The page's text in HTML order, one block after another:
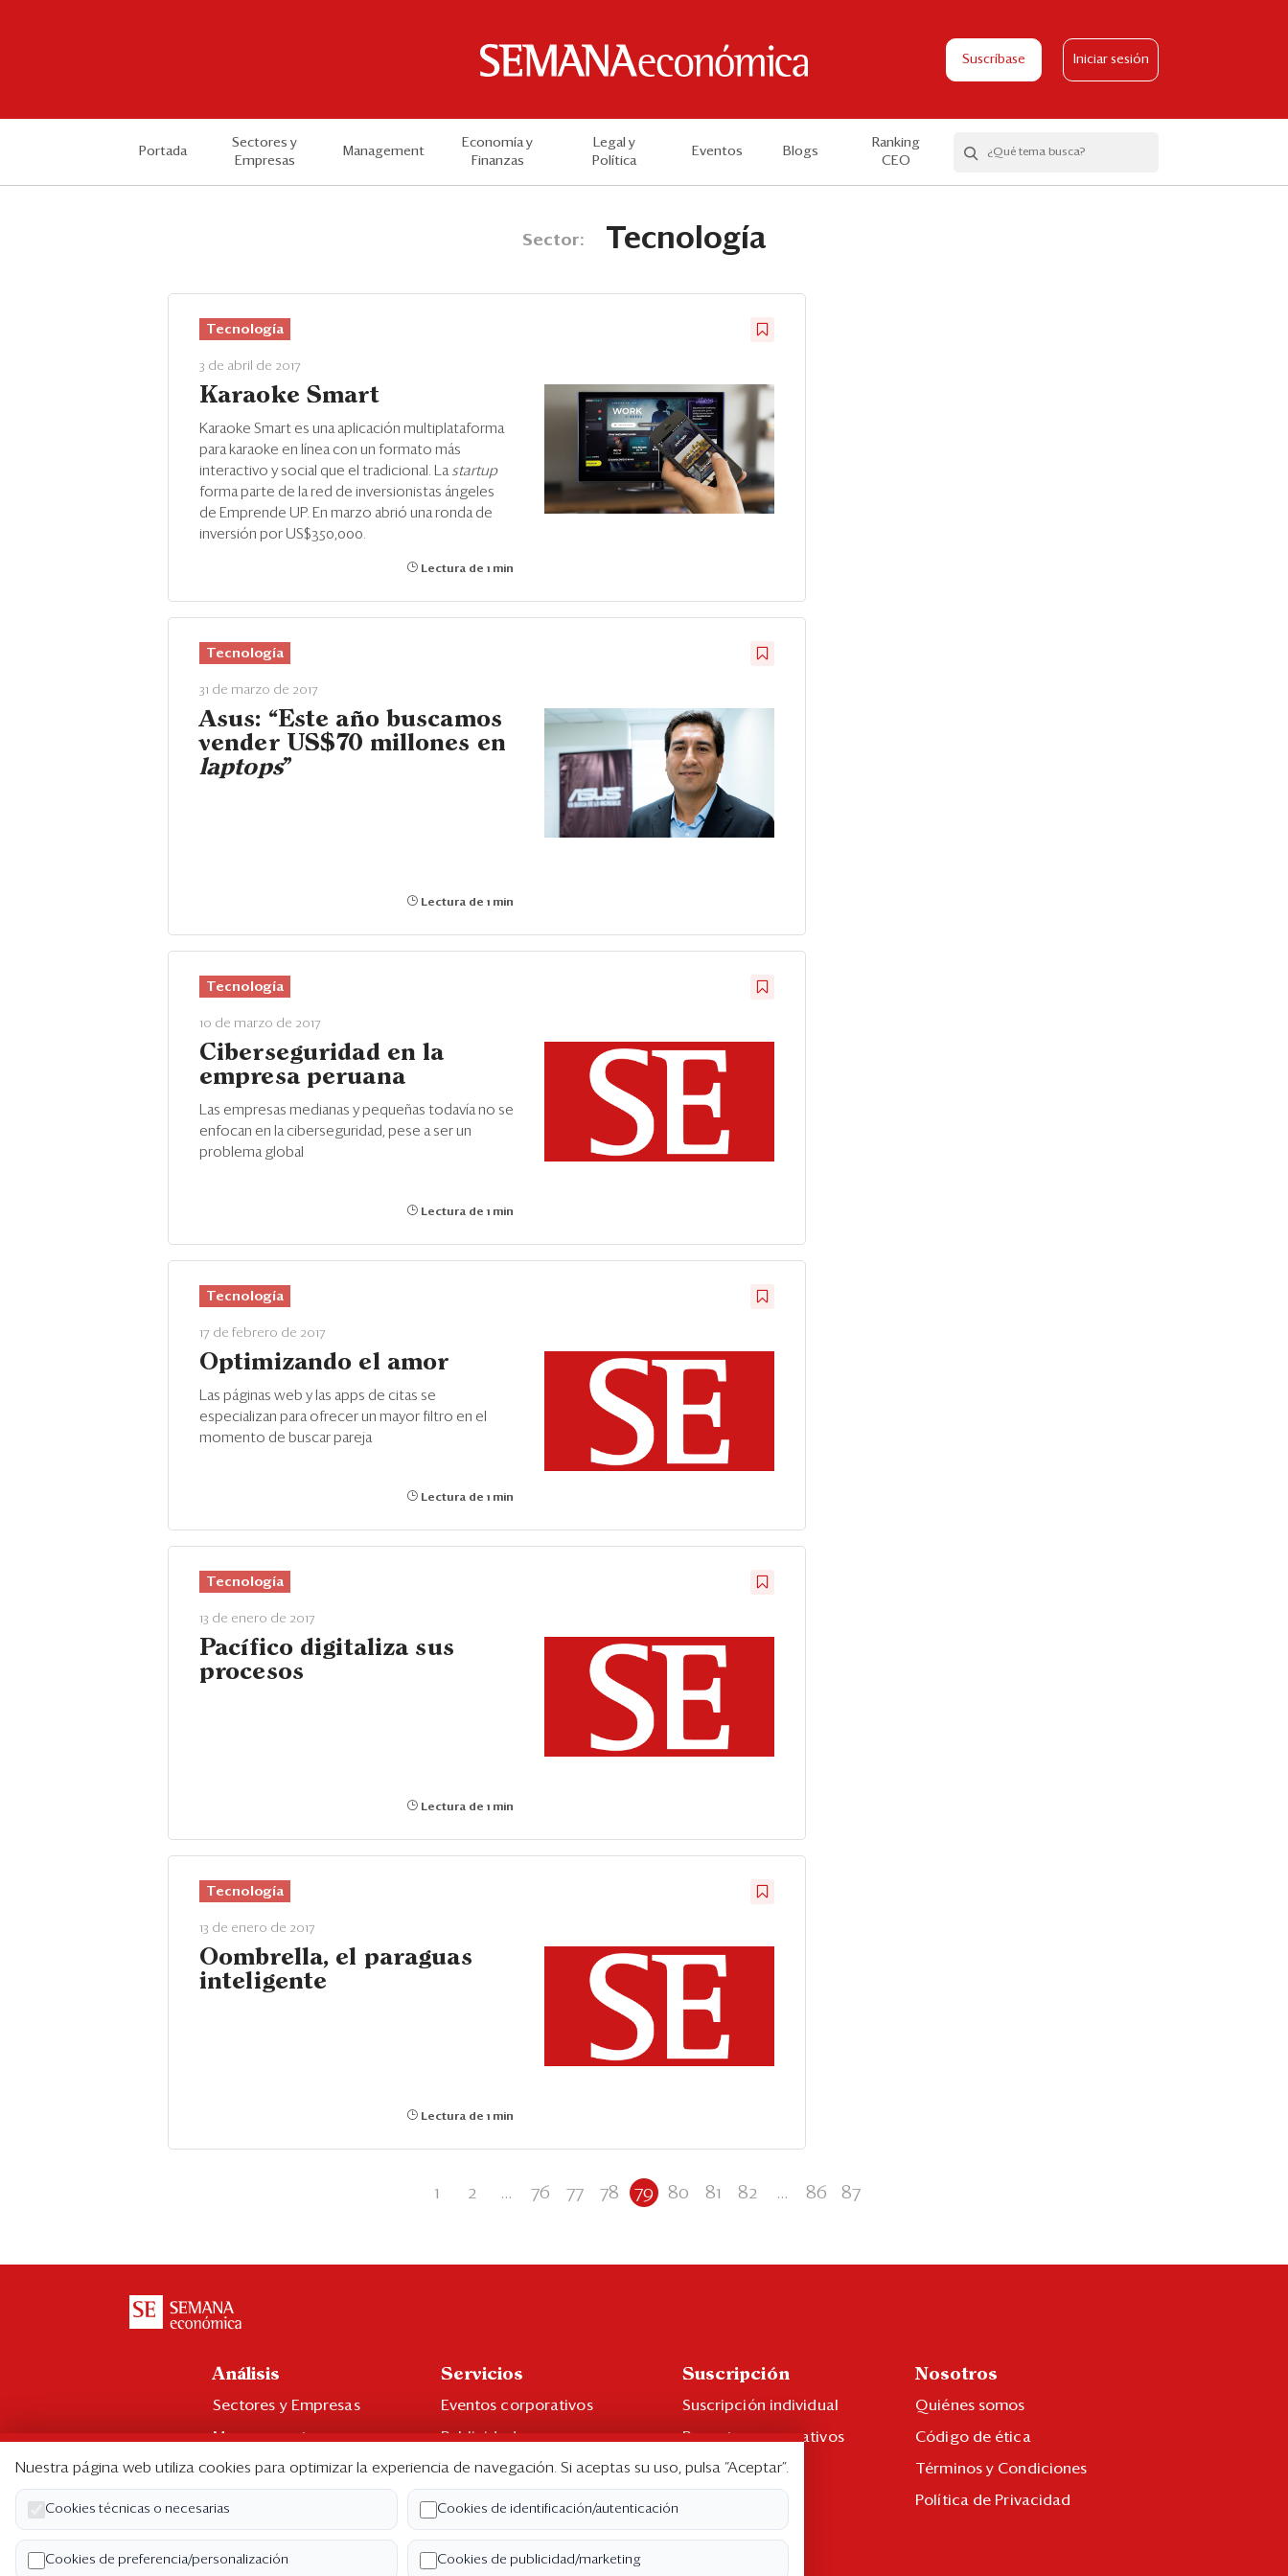
Suscríbase Iniciar sesión
Portada
Sectores y
Empresas
Management
Economía y
Finanzas
Legal y
Política
Eventos Blogs
Ranking
CEO
Sector: Tecnología
Tecnología
3 de abril de 2017
Karaoke Smart
Karaoke Smart es una aplicación multiplataforma
para karaoke en línea con un formato más
interactivo y social que el tradicional. La startup
forma parte de la red de inversionistas ángeles
de Emprende UP. En marzo abrió una ronda de
inversión por US$350,000.
Lectura de 1 min
Tecnología
31 de marzo de 2017
Asus: “Este año buscamos
vender US$70 millones en
laptops”
Lectura de 1 min
Tecnología
10 de marzo de 2017
Ciberseguridad en la
empresa peruana
Las empresas medianas y pequeñas todavía no se
enfocan en la ciberseguridad, pese a ser un
problema global
Lectura de 1 min
Tecnología
17 de febrero de 2017
Optimizando el amor
Las páginas web y las apps de citas se
especializan para ofrecer un mayor filtro en el
momento de buscar pareja
Lectura de 1 min
Tecnología
13 de enero de 2017
Pacífico digitaliza sus
procesos
Lectura de 1 min
Tecnología
13 de enero de 2017
Oombrella, el paraguas
inteligente
Lectura de 1 min
1 2 ... 76 77 78 79 80 81 82 ... 86 87
Análisis
Sectores y Empresas
Management
Economía y Finanzas
Ranking CEO
Blogs
Servicios
Eventos corporativos
Publicidad
Contáctenos
Libro de reclamaciones
Suscripción
Suscripción individual
Paquetes corporativos
Edición Impresa
Nosotros
Quiénes somos
Código de ética
Términos y Condiciones
Política de Privacidad
Nuestra página web utiliza cookies para optimizar la experiencia de navegación. Si aceptas su uso, pulsa “Aceptar”.
Cookies técnicas o necesarias Cookies de identificación/autenticación
Cookies de preferencia/personalización Cookies de publicidad/marketing